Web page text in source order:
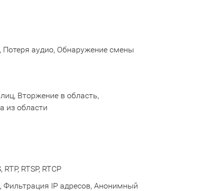
Потеря аудио, Обнаружение смены
Вторжение в область,
из области
RTSP, RTCP
Фильтрация IP адресов, Анонимный